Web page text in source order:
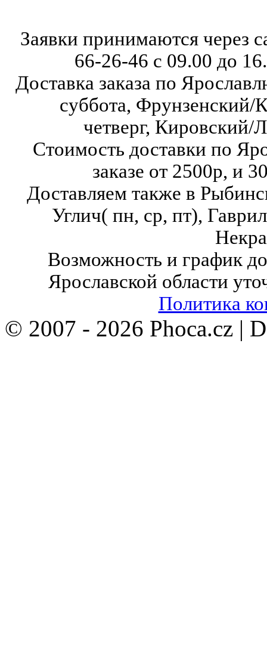
Заявки принимаются через
66-26-46 с 09.00 до
Доставка заказа по
суббота, Фрунзенский/
четверг, Кировский/
Стоимость доставки по
заказе от 2500р, и
Доставляем также в
Углич( пн, ср, пт),
Возможность и график
Ярославской области
Политика
© 2007 - 2026 Phoca.cz |